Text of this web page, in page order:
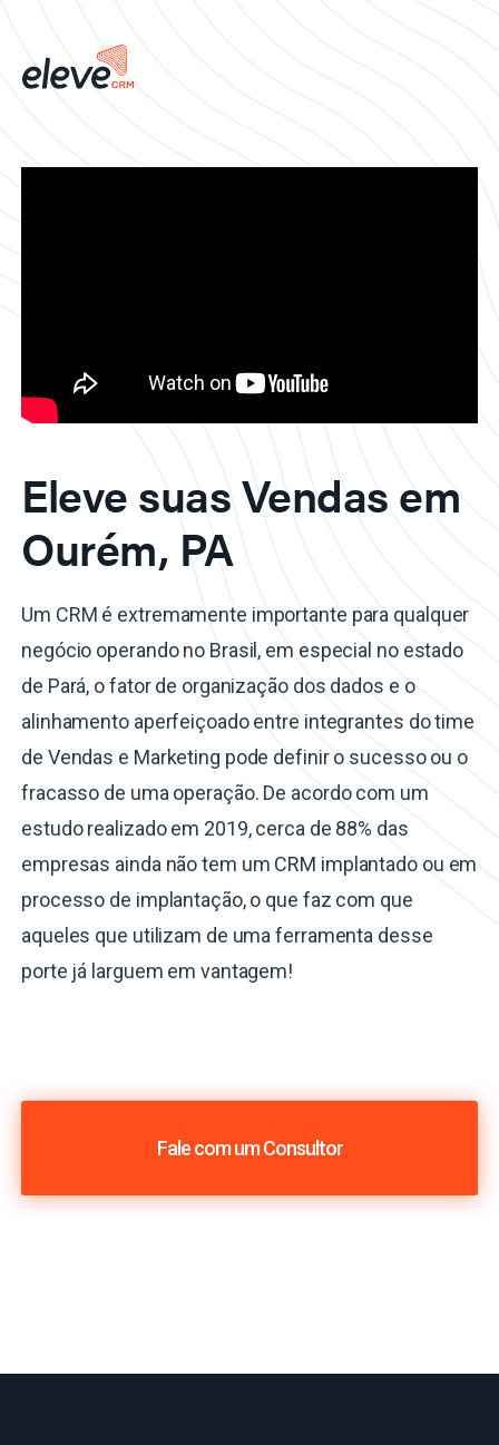
Eleve suas Vendas em
Ourém, PA
Um CRM é extremamente importante para qualquer
negócio operando no Brasil, em especial no estado
de Pará, o fator de organização dos dados e o
alinhamento aperfeiçoado entre integrantes do time
de Vendas e Marketing pode definir o sucesso ou o
fracasso de uma operação. De acordo com um
estudo realizado em 2019, cerca de 88% das
empresas ainda não tem um CRM implantado ou em
processo de implantação, o que faz com que
aqueles que utilizam de uma ferramenta desse
porte já larguem em vantagem!
Fale com um Consultor